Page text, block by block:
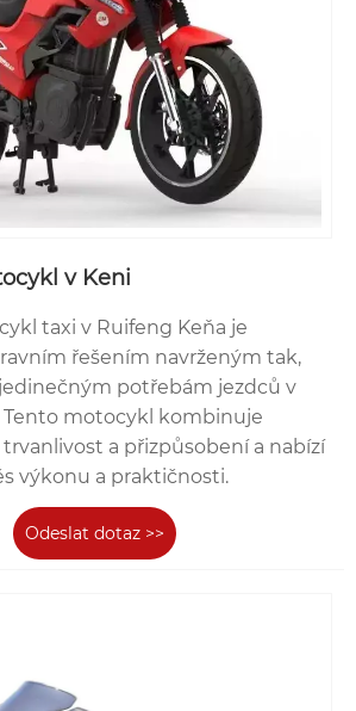
v Keni
taxi v Ruifeng Keňa je
řešením navrženým tak,
potřebám jezdců v
Tento motocykl kombinuje
a přizpůsobení a nabízí
výkonu a praktičnosti.
Odeslat dotaz >>